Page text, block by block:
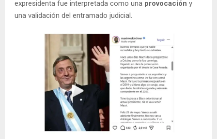
expresidenta fue interpretada como una provocación y
una validación del entramado judicial.